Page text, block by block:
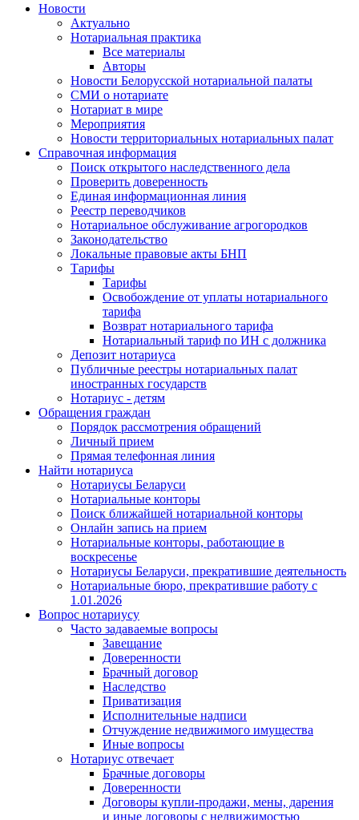
Новости
Актуально
Нотариальная практика
Все материалы
Авторы
Новости Белорусской нотариальной палаты
СМИ о нотариате
Нотариат в мире
Мероприятия
Новости территориальных нотариальных палат
Справочная информация
Поиск открытого наследственного дела
Проверить доверенность
Единая информационная линия
Реестр переводчиков
Нотариальное обслуживание агрогородков
Законодательство
Локальные правовые акты БНП
Тарифы
Тарифы
Освобождение от уплаты нотариального
тарифа
Возврат нотариального тарифа
Нотариальный тариф по ИН с должника
Депозит нотариуса
Публичные реестры нотариальных палат
иностранных государств
Нотариус - детям
Обращения граждан
Порядок рассмотрения обращений
Личный прием
Прямая телефонная линия
Найти нотариуса
Нотариусы Беларуси
Нотариальные конторы
Поиск ближайшей нотариальной конторы
Онлайн запись на прием
Нотариальные конторы, работающие в
воскресенье
Нотариусы Беларуси, прекратившие деятельность
Нотариальные бюро, прекратившие работу с
1.01.2026
Вопрос нотариусу
Часто задаваемые вопросы
Завещание
Доверенности
Брачный договор
Наследство
Приватизация
Исполнительные надписи
Отчуждение недвижимого имущества
Иные вопросы
Нотариус отвечает
Брачные договоры
Доверенности
Договоры купли-продажи, мены, дарения
и иные договоры с недвижимостью